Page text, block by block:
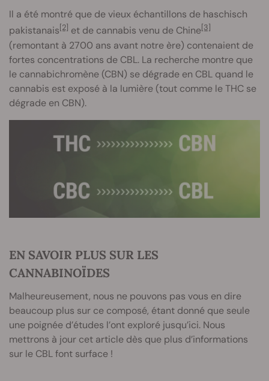
Il a été montré que de vieux échantillons de haschisch
pakistanais[2] et de cannabis venu de Chine[3]
(remontant à 2700 ans avant notre ère) contenaient de
fortes concentrations de CBL. La recherche montre que
le cannabichromène (CBN) se dégrade en CBL quand le
cannabis est exposé à la lumière (tout comme le THC se
dégrade en CBN).
EN SAVOIR PLUS SUR LES
CANNABINOÏDES
Malheureusement, nous ne pouvons pas vous en dire
beaucoup plus sur ce composé, étant donné que seule
une poignée d’études l’ont exploré jusqu’ici. Nous
mettrons à jour cet article dès que plus d’informations
sur le CBL font surface !